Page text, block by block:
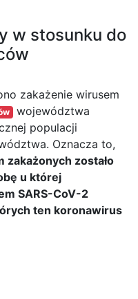
w stosunku do
zakażenie wirusem
województwa
populacji
Oznacza to,
zostało
u której
SARS-CoV-2
ten koronawirus